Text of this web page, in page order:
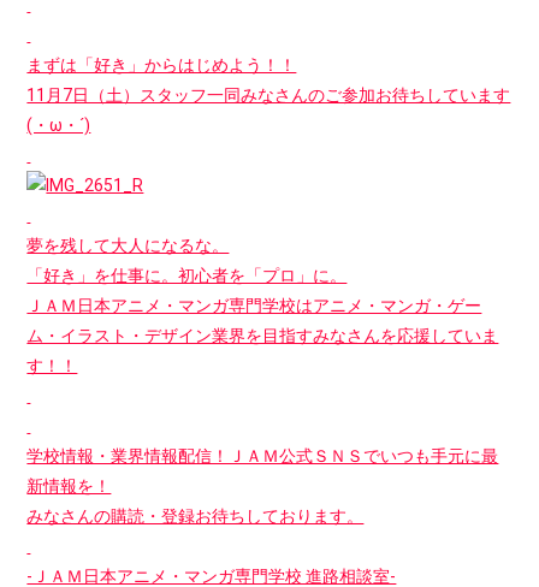
まずは「好き」からはじめよう！！
11月7日（土）スタッフ一同みなさんのご参加お待ちしています
(・ω・´)
夢を残して大人になるな。
「好き」を仕事に。初心者を「プロ」に。
ＪＡＭ日本アニメ・マンガ専門学校はアニメ・マンガ・ゲー
ム・イラスト・デザイン業界を目指すみなさんを応援していま
す！！
学校情報・業界情報配信！ＪＡＭ公式ＳＮＳでいつも手元に最
新情報を！
みなさんの購読・登録お待ちしております。
-ＪＡＭ日本アニメ・マンガ専門学校 進路相談室-